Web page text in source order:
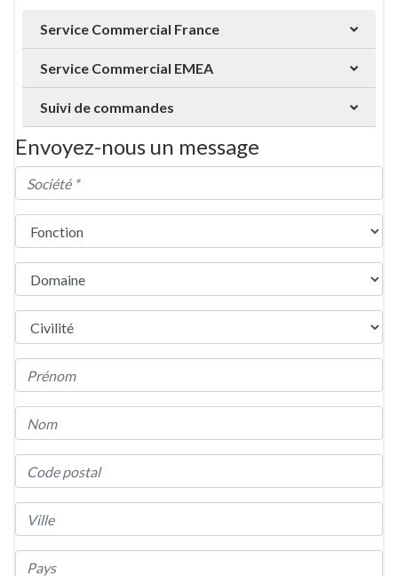
Service Commercial France
Service Commercial EMEA
Suivi de commandes
Envoyez-nous un message